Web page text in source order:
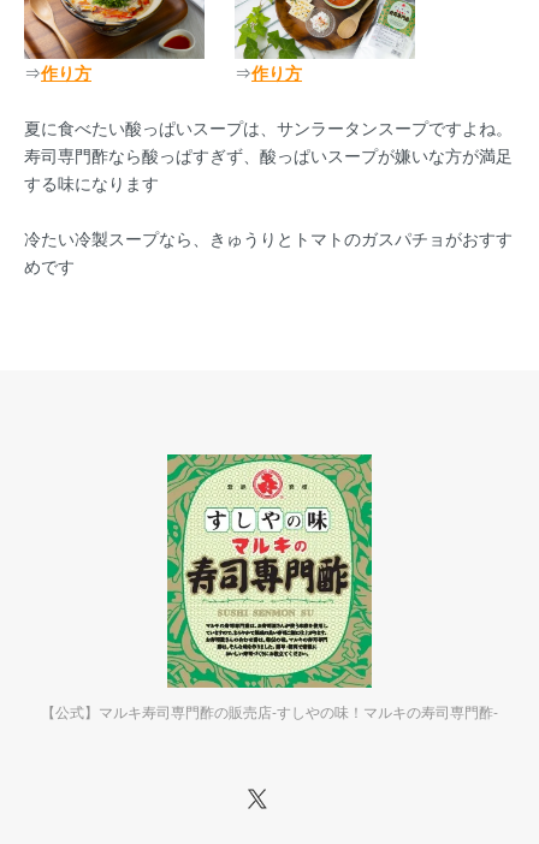
⇒作り方 ⇒作り方
夏に食べたい酸っぱいスープは、サンラータンスープですよね。
寿司専門酢なら酸っぱすぎず、酸っぱいスープが嫌いな方が満足
する味になります
冷たい冷製スープなら、きゅうりとトマトのガスパチョがおすす
めです
【公式】マルキ寿司専門酢の販売店-すしやの味！マルキの寿司専門酢-